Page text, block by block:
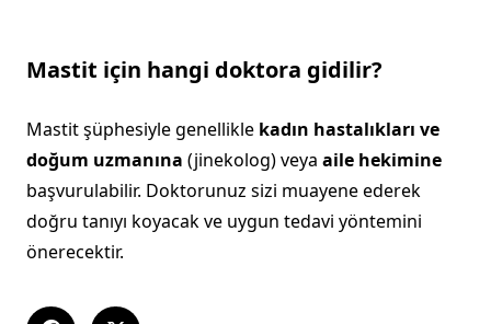
Mastit için hangi doktora gidilir?
Mastit şüphesiyle genellikle kadın hastalıkları ve
doğum uzmanına (jinekolog) veya aile hekimine
başvurulabilir. Doktorunuz sizi muayene ederek
doğru tanıyı koyacak ve uygun tedavi yöntemini
önerecektir.